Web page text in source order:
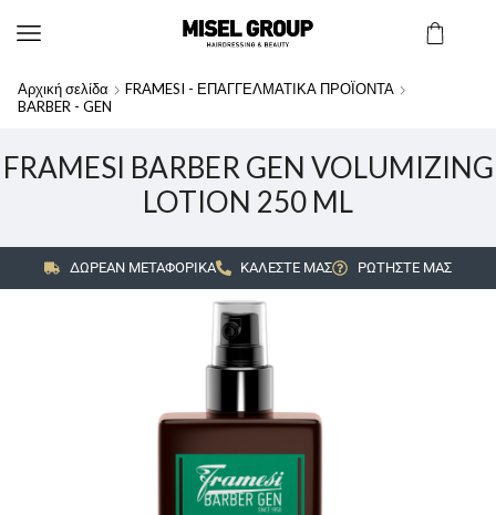
Αρχική σελίδα
FRAMESI - ΕΠΑΓΓΕΛΜΑΤΙΚΑ ΠΡΟΪΟΝΤΑ
BARBER - GEN
FRAMESI BARBER GEN VOLUMIZING
LOTION 250 ML
ΔΩΡΕΑΝ ΜΕΤΑΦΟΡΙΚΑ ΚΑΛΕΣΤΕ ΜΑΣ ΡΩΤΗΣΤΕ ΜΑΣ